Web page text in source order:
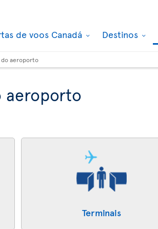
de voos Canadá Destinos
do aeroporto
aeroporto
Terminais